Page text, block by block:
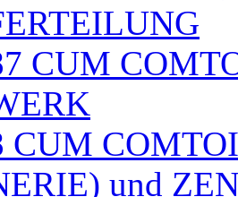
CUM
CUM
und